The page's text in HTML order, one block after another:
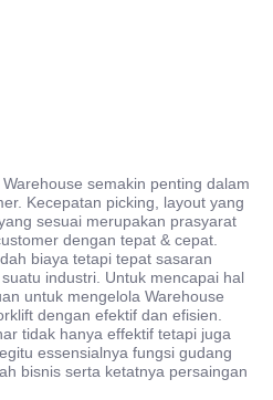
semakin penting dalam
Kecepatan picking, layout yang
sesuai merupakan prasyarat
dengan tepat & cepat.
biaya tetapi tepat sasaran
industri. Untuk mencapai hal
untuk mengelola Warehouse
dengan efektif dan efisien.
tidak hanya effektif tetapi juga
essensialnya fungsi gudang
bisnis serta ketatnya persaingan